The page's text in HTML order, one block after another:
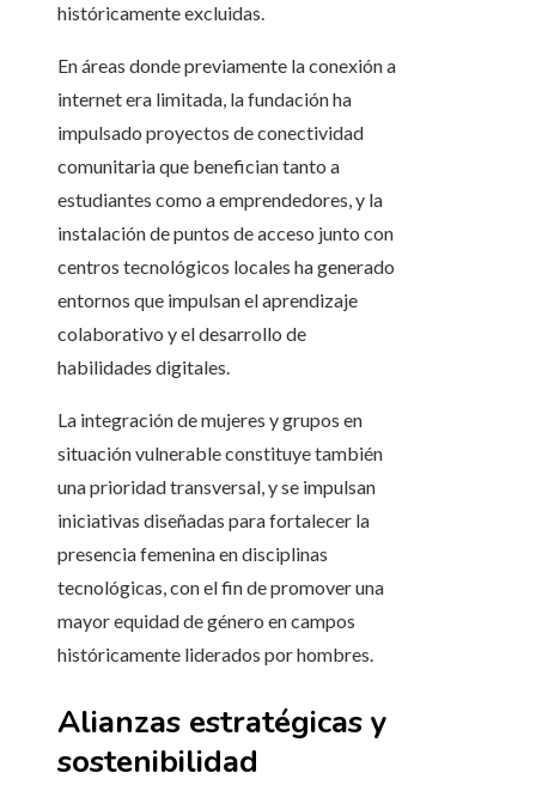
históricamente excluidas.
En áreas donde previamente la conexión a
internet era limitada, la fundación ha
impulsado proyectos de conectividad
comunitaria que benefician tanto a
estudiantes como a emprendedores, y la
instalación de puntos de acceso junto con
centros tecnológicos locales ha generado
entornos que impulsan el aprendizaje
colaborativo y el desarrollo de
habilidades digitales.
La integración de mujeres y grupos en
situación vulnerable constituye también
una prioridad transversal, y se impulsan
iniciativas diseñadas para fortalecer la
presencia femenina en disciplinas
tecnológicas, con el fin de promover una
mayor equidad de género en campos
históricamente liderados por hombres.
Alianzas estratégicas y
sostenibilidad